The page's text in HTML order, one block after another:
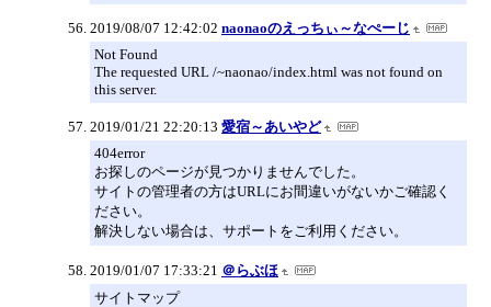
2019/08/07 12:42:02 naonaoのえっちぃ～なぺーじ
Not Found
The requested URL /~naonao/index.html was not found on
this server.
2019/01/21 22:20:13 愛宿～あいやど
404error
お探しのページが見つかりませんでした。
サイトの管理者の方はURLにお間違いがないかご確認く
ださい。
解決しない場合は、サポートをご利用ください。
2019/01/07 17:33:21 ＠らぶほ
サイトマップ